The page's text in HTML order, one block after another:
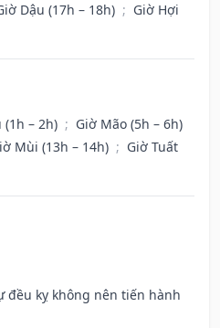
Dậu (17h – 18h) ; Giờ Hợi
(1h – 2h) ; Giờ Mão (5h – 6h)
Mùi (13h – 14h) ; Giờ Tuất
đều kỵ không nên tiến hành